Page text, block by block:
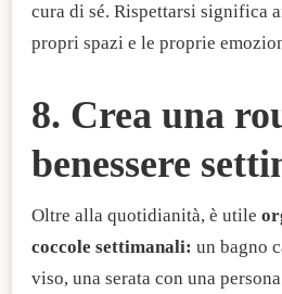
cura di sé. Rispettarsi significa
propri spazi e le proprie
8. Crea una
benessere
Oltre alla quotidianità, è utile
coccole settimanali: un bagno
viso, una serata con una